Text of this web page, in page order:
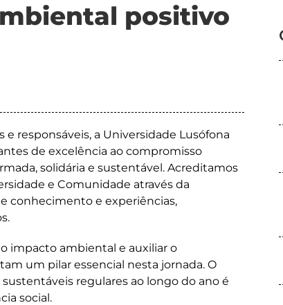
positivo
responsáveis, a Universidade Lusófona
de excelência ao compromisso
solidária e sustentável. Acreditamos
e Comunidade através da
conhecimento e experiências,
impacto ambiental e auxiliar o
um pilar essencial nesta jornada. O
regulares ao longo do ano é
social.